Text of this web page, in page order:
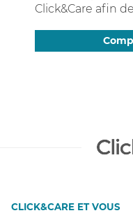
Click&Care afin
CLICK&CARE ET VOUS